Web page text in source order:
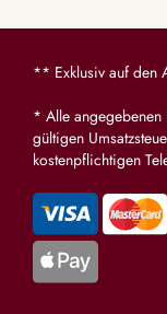
** Exklusiv auf den
* Alle
gültigen
kostenpflichtigen